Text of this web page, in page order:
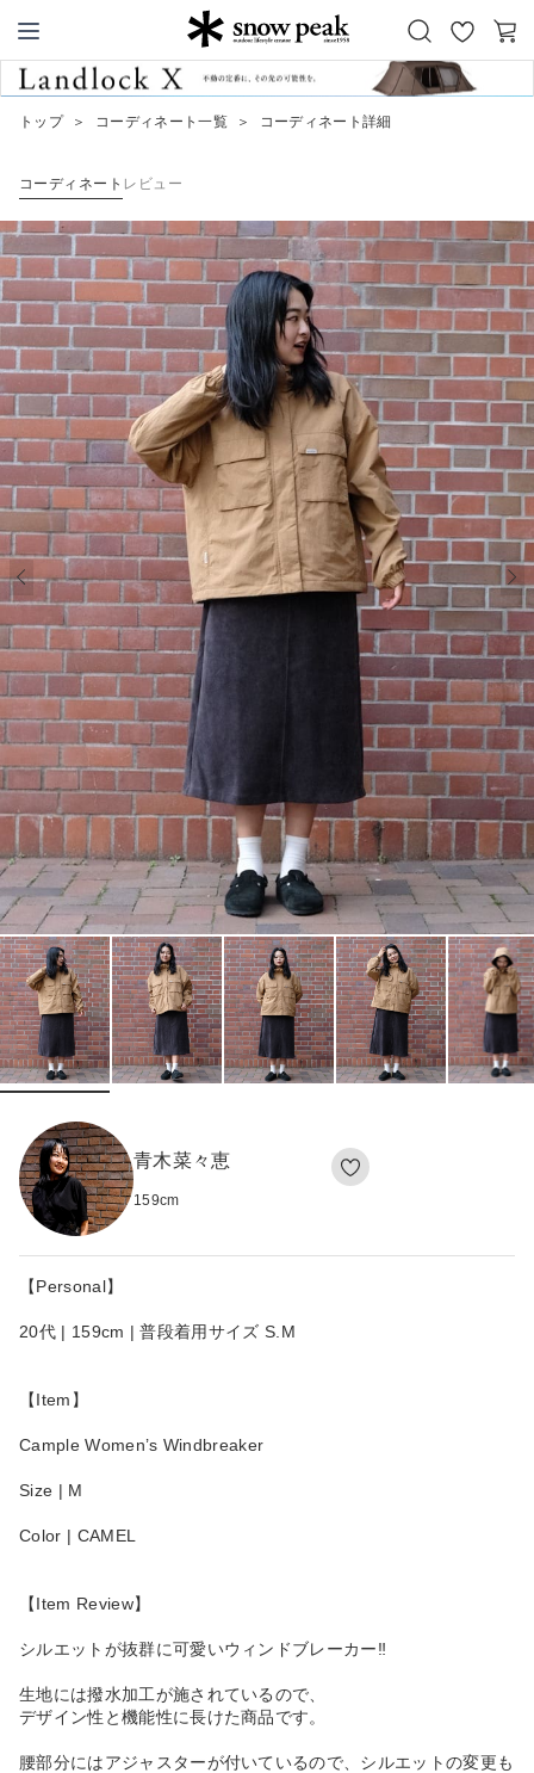
Snow Peak
お
気
カ
トップ ＞ コーディネート一覧 ＞ コーディネート詳細
コーディネート レビュー
青木菜々恵
159cm
【Personal】
20代 | 159cm | 普段着用サイズ S.M
【Item】
Cample Women’s Windbreaker
Size | M
Color | CAMEL
【Item Review】
シルエットが抜群に可愛いウィンドブレーカー‼︎
生地には撥水加工が施されているので、
デザイン性と機能性に長けた商品です。
腰部分にはアジャスターが付いているので、シルエットの変更も